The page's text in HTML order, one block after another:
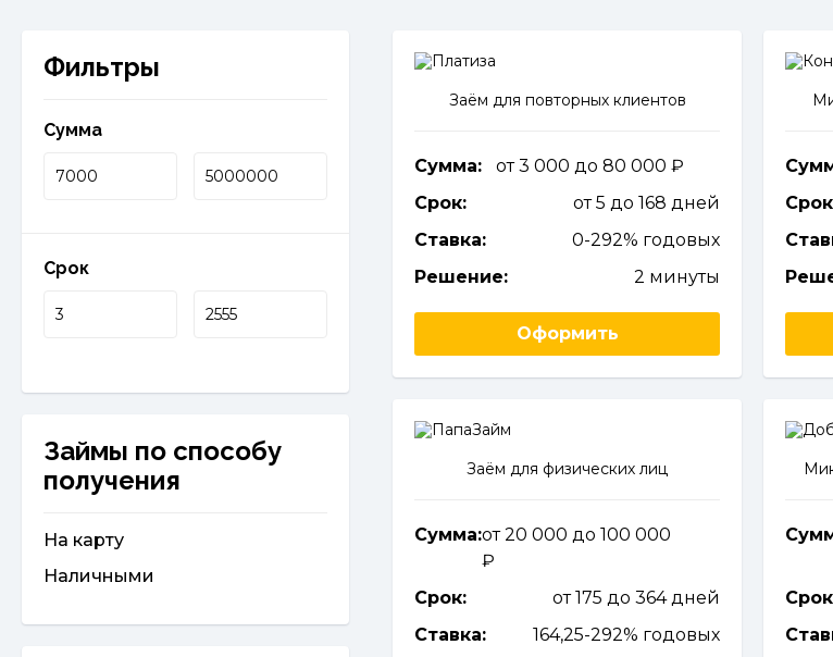
Фильтры
Сумма
Срок
Займы по способу
получения
На карту
Наличными
Заём для повторных клиентов
Сумма:
от 3 000 до 80 000
Срок:
от 5 до 168 дней
Ставка:
0-292% годовых
Решение:
2 минуты
Оформить
Заём для физических лиц
Сумма:от 20 000 до 100 000
Срок:
от 175 до 364 дней
Ставка:
164,25-292% годовых